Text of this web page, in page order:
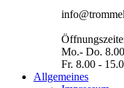
Mo.- Do.
Fr. 8.00 -
Allgemeines